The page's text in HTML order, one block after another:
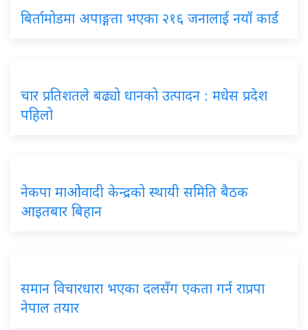
बिर्तामोडमा अपाङ्गता भएका २१६ जनालाई नयाँ कार्ड
चार प्रतिशतले बढ्यो धानको उत्पादन : मधेस प्रदेश
पहिलो
नेकपा माओवादी केन्द्रको स्थायी समिति बैठक
आइतबार बिहान
समान विचारधारा भएका दलसँग एकता गर्न राप्रपा
नेपाल तयार